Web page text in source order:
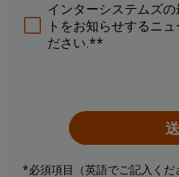
インターシステムズ
トをお知らせするニ
ださい.**
*必須項目（英語でご記入くだ